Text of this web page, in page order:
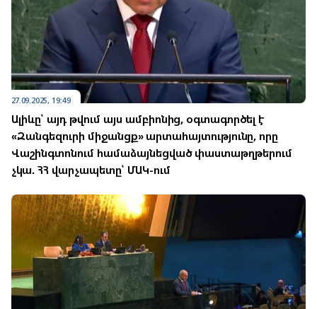
27.09.2025, 19:49
Ալիևը՝ այդ թվում այս ամբիոնից, օգտագործել է
«Զանգեզուրի միջանցք» արտահայտությունը, որը
Վաշինգտոնում համաձայնեցված փաստաթղթերում
չկա. ՀՀ վարչապետը՝ ՄԱԿ-ում